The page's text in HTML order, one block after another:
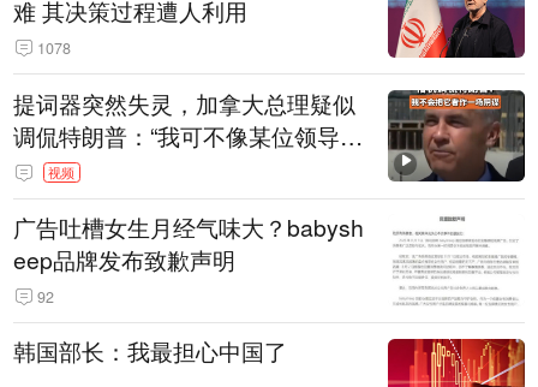
难 其决策过程遭人利用
1078
提词器突然失灵，加拿大总理疑似
调侃特朗普：“我可不像某位领导
人，把这当成一场阴谋”，全场哄笑
视频
广告吐槽女生月经气味大？babysh
eep品牌发布致歉声明
92
韩国部长：我最担心中国了